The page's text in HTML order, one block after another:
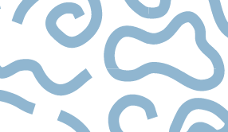
podczas kontroli ZUS.